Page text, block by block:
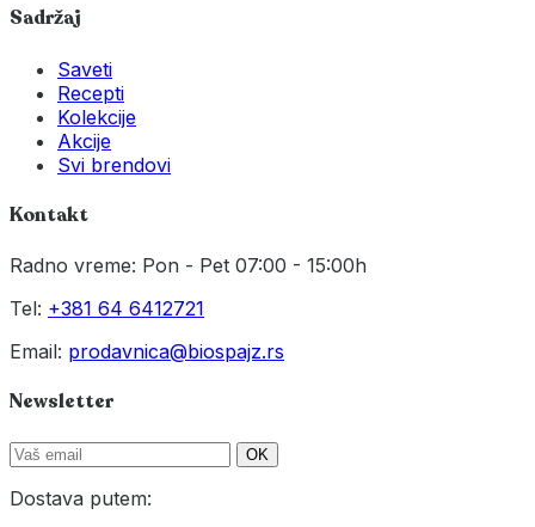
Sadržaj
Saveti
Recepti
Kolekcije
Akcije
Svi brendovi
Kontakt
Radno vreme: Pon - Pet 07:00 - 15:00h
Tel: +381 64 6412721
Email: prodavnica@biospajz.rs
Newsletter
OK
Dostava putem: